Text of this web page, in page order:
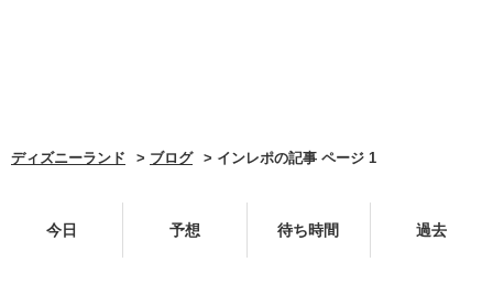
ディズニーランド ブログ インレポの記事 ページ 1
今日 予想 待ち時間 過去